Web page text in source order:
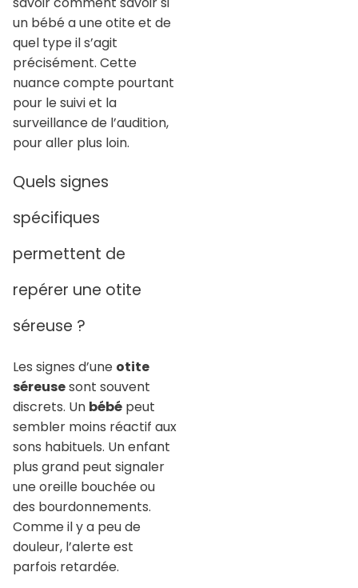
un bébé a une otite et de
quel type il s’agit
précisément. Cette
nuance compte pourtant
pour le suivi et la
surveillance de l’audition,
pour aller plus loin.
Quels signes
spécifiques
permettent de
repérer une otite
séreuse ?
Les signes d’une otite
séreusesont souvent
discrets. Un bébé peut
sembler moins réactif aux
sons habituels. Un enfant
plus grand peut signaler
une oreille bouchée ou
des bourdonnements.
Comme il y a peu de
douleur, l’alerte est
parfois retardée.